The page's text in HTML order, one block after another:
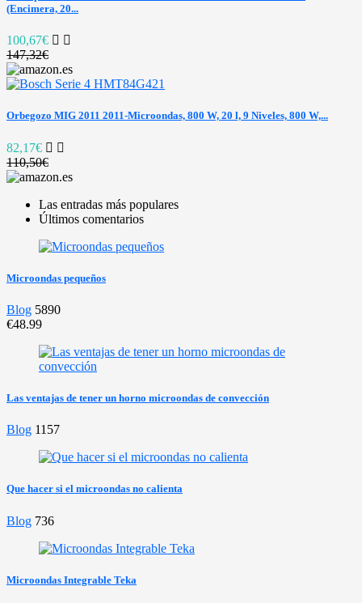
(Encimera, 20...
100,67€
147,32€
Orbegozo MIG 2011 2011-Microondas, 800 W, 20 l, 9 Niveles, 800 W,...
82,17€
110,50€
Las entradas más populares
Últimos comentarios
Microondas pequeños
Blog 5890
€48.99
Las ventajas de tener un horno microondas de convección
Blog 1157
Que hacer si el microondas no calienta
Blog 736
Microondas Integrable Teka